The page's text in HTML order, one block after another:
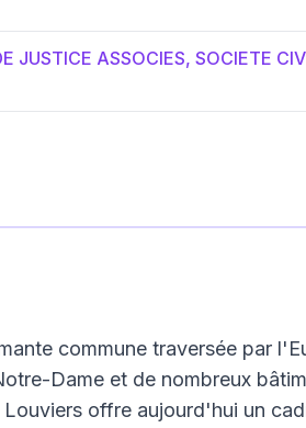
JUSTICE ASSOCIES, SOCIETE
commune traversée par
Dame et de nombreux
offre aujourd'hui un